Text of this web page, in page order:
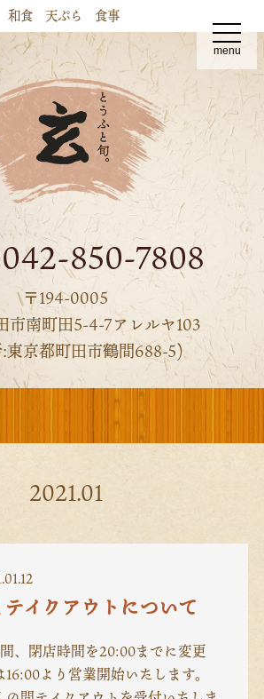
t
o
g
g
v
a
t
i
menu
和食 天ぷら 食事
850-7808
〒194-0005
市南町田5-4-7アレルヤ103
東京都町田市鶴間688-5)
2021.01
イクアウトについて
、閉店時間を20:00までに変更
より営業開始いたします。